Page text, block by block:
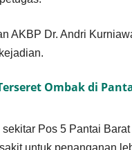
AKBP Dr. Andri
Ombak di
sekitar Pos 5 Pantai
untuk penanganan